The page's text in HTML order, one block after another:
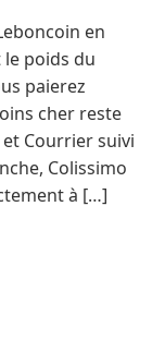
en
poids du
paierez
cher reste
Courrier suivi
Colissimo
à […]